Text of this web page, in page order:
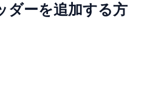
ダーを追加する方